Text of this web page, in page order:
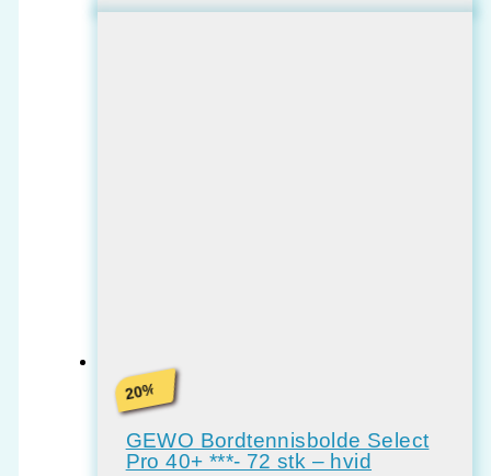
20%
GEWO Bordtennisbolde Select
Pro 40+ ***- 72 stk – hvid